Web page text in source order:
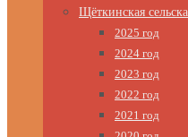
Щёткинская
2025 год
2024 год
2023 год
2022 год
2021 год